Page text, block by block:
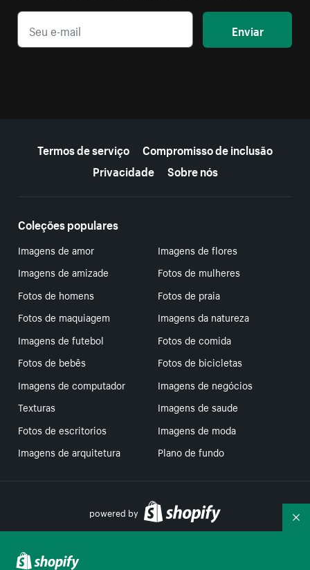
Enviar
Termos de serviço
Compromisso de inclusão
Privacidade
Sobre nós
Coleções populares
Imagens de amor
Imagens de flores
Imagens de amizade
Fotos de mulheres
Fotos de homens
Fotos de praia
Fotos de maquiagem
Imagens da natureza
Imagens de futebol
Fotos de comida
Fotos de bebês
Fotos de bicicletas
Imagens de computador
Imagens de negócios
Texturas
Imagens de saude
Fotos de escritorios
Imagens de moda
Imagens de arquitetura
Plano de fundo
powered by